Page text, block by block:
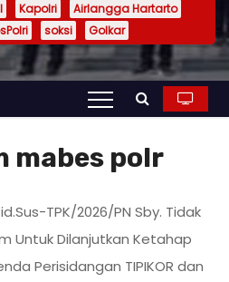
Kapolri
Airlangga Hartarto
soksi Golkar
mabes polr
TPK/2026/PN Sby. Tidak
Untuk Dilanjutkan Ketahap
Perisidangan TIPIKOR dan